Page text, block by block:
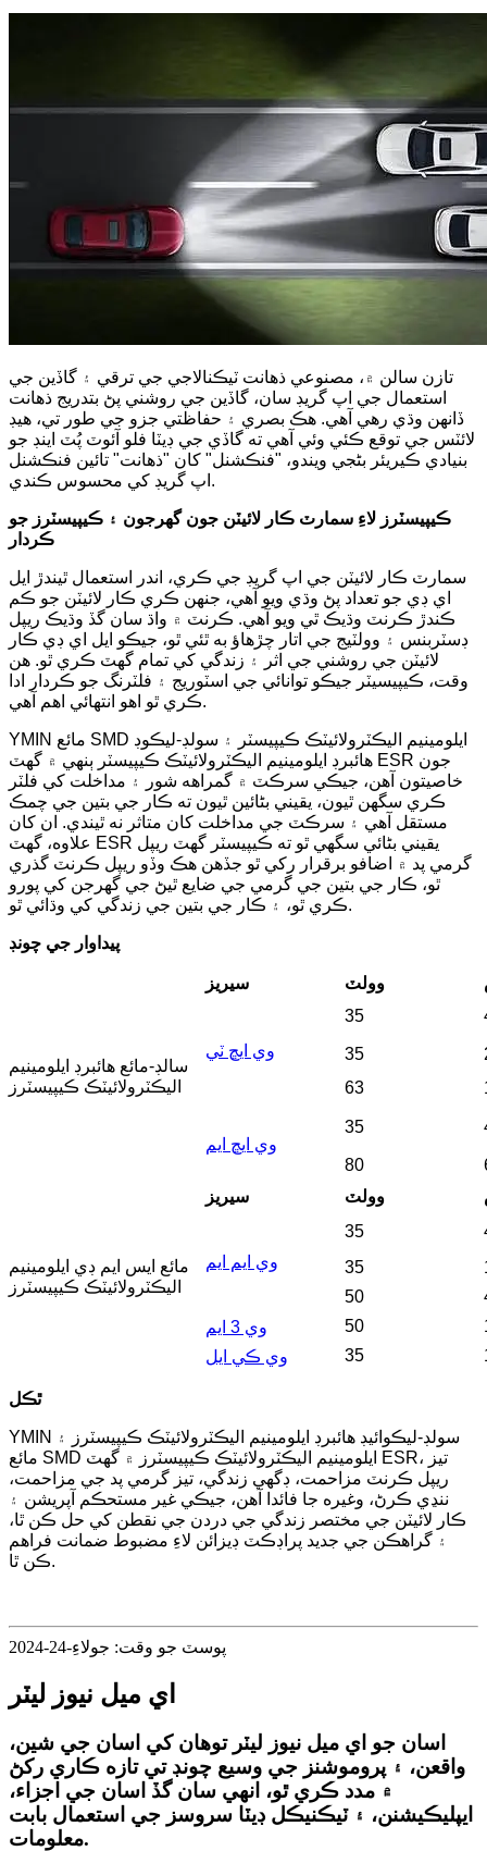
تازن سالن ۾، مصنوعي ذهانت ٽيڪنالاجي جي ترقي ۽ گاڏين جي
استعمال جي اپ گريڊ سان، گاڏين جي روشني پڻ بتدريج ذهانت
ڏانهن وڌي رهي آهي. هڪ بصري ۽ حفاظتي جزو جي طور تي، هيڊ
لائٽس جي توقع ڪئي وئي آهي ته گاڏي جي ڊيٽا فلو آئوٽ پُٽ اينڊ جو
بنيادي ڪيريئر بڻجي ويندو، "فنڪشنل" کان "ذهانت" تائين فنڪشنل
اپ گريڊ کي محسوس ڪندي.
ڪيپيسٽرز لاءِ سمارٽ ڪار لائيٽن جون گهرجون ۽ ڪيپيسٽرز جو
ڪردار
سمارٽ ڪار لائيٽن جي اپ گريڊ جي ڪري، اندر استعمال ٿيندڙ ايل
اي ڊي جو تعداد پڻ وڌي ويو آهي، جنهن ڪري ڪار لائيٽن جو ڪم
ڪندڙ ڪرنٽ وڌيڪ ٿي ويو آهي. ڪرنٽ ۾ واڌ سان گڏ وڌيڪ ريپل
ڊسٽربنس ۽ وولٽيج جي اتار چڙهاؤ به ٿئي ٿو، جيڪو ايل اي ڊي ڪار
لائيٽن جي روشني جي اثر ۽ زندگي کي تمام گهٽ ڪري ٿو. هن
وقت، ڪيپيسيٽر جيڪو توانائي جي اسٽوريج ۽ فلٽرنگ جو ڪردار ادا
ڪري ٿو اهو انتهائي اهم آهي.
YMIN مائع SMD ايلومينيم اليڪٽرولائيٽڪ ڪيپيسٽر ۽ سولڊ-ليڪوڊ
هائبرڊ ايلومينيم اليڪٽرولائيٽڪ ڪيپيسٽر ٻنهي ۾ گهٽ ESR جون
خاصيتون آهن، جيڪي سرڪٽ ۾ گمراهه شور ۽ مداخلت کي فلٽر
ڪري سگهن ٿيون، يقيني بڻائين ٿيون ته ڪار جي بتين جي چمڪ
مستقل آهي ۽ سرڪٽ جي مداخلت کان متاثر نه ٿيندي. ان کان
علاوه، گهٽ ESR يقيني بڻائي سگهي ٿو ته ڪيپيسٽر گهٽ ريپل
گرمي پد ۾ اضافو برقرار رکي ٿو جڏهن هڪ وڏو ريپل ڪرنٽ گذري
ٿو، ڪار جي بتين جي گرمي جي ضايع ٿيڻ جي گهرجن کي پورو
ڪري ٿو، ۽ ڪار جي بتين جي زندگي کي وڌائي ٿو.
پيداوار جي چونڊ
سالڊ-مائع هائبرڊ ايلومينيم
اليڪٽرولائيٽڪ ڪيپيسٽرز
سيريز وولٽ
وي ايڇ ٽي
35
35
63
وي ايڇ ايم
35
80
مائع ايس ايم ڊي ايلومينيم
اليڪٽرولائيٽڪ ڪيپيسٽرز
سيريز وولٽ
وي ايم ايم
35
35
50
وي 3 ايم
50
وي ڪي ايل
35
ٿڪل
YMIN سولڊ-ليڪوائيڊ هائبرڊ ايلومينيم اليڪٽرولائيٽڪ ڪيپيسٽرز ۽
مائع SMD ايلومينيم اليڪٽرولائيٽڪ ڪيپيسٽرز ۾ گهٽ ESR، تيز
ريپل ڪرنٽ مزاحمت، ڊگهي زندگي، تيز گرمي پد جي مزاحمت،
ننڍي ڪرڻ، وغيره جا فائدا آهن، جيڪي غير مستحڪم آپريشن ۽
ڪار لائيٽن جي مختصر زندگي جي دردن جي نقطن کي حل ڪن ٿا،
۽ گراهڪن جي جديد پراڊڪٽ ڊيزائن لاءِ مضبوط ضمانت فراهم
ڪن ٿا.
پوسٽ جو وقت: جولاءِ-24-2024
اي ميل نيوز ليٽر
اسان جو اي ميل نيوز ليٽر توهان کي اسان جي شين،
واقعن، ۽ پروموشنز جي وسيع چونڊ تي تازه ڪاري رکڻ
۾ مدد ڪري ٿو، انهي سان گڏ اسان جي اجزاء،
ايپليڪيشنن، ۽ ٽيڪنيڪل ڊيٽا سروسز جي استعمال بابت
معلومات.